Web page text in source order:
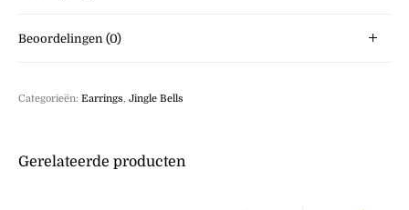
Beoordelingen (0)
Categorieën:Earrings,Jingle Bells
Gerelateerde producten